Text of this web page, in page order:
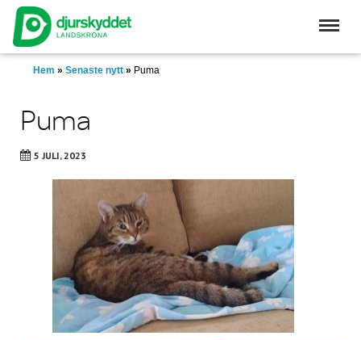
Skip
main
contentHem » Senaste nytt » Puma
Puma
5 JULI, 2023